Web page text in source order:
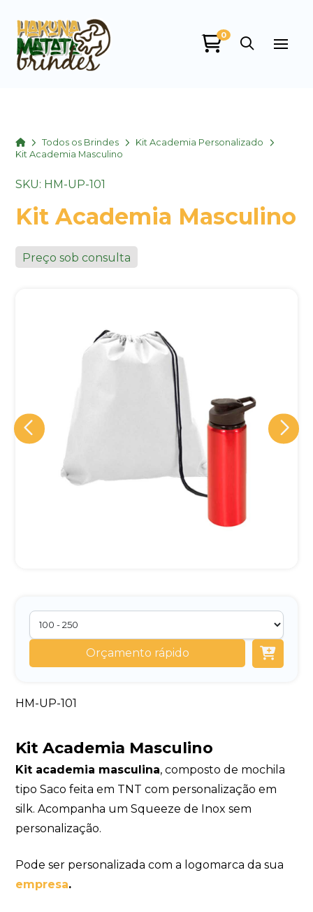
0
HomeTodos os Brindes
Kit Academia Personalizado
Kit Academia Masculino
SKU: HM-UP-101
Kit Academia Masculino
Preço sob consulta
Orçamento rápido
HM-UP-101
Kit Academia Masculino
Kit academia masculina, composto de mochila
tipo Saco feita em TNT com personalização em
silk. Acompanha um Squeeze de Inox sem
personalização.
Pode ser personalizada com a logomarca da sua
empresa.